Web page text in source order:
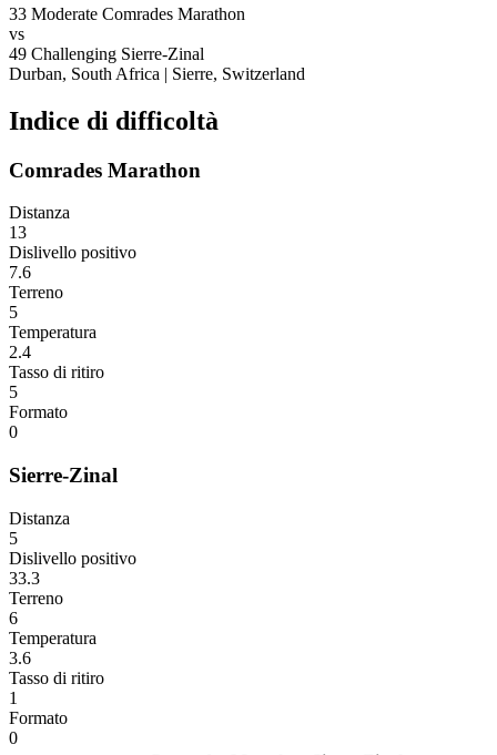
33 Moderate Comrades Marathon
vs
49 Challenging Sierre-Zinal
Durban, South Africa | Sierre, Switzerland
Indice di difficoltà
Comrades Marathon
Distanza
13
Dislivello positivo
7.6
Terreno
5
Temperatura
2.4
Tasso di ritiro
5
Formato
0
Sierre-Zinal
Distanza
5
Dislivello positivo
33.3
Terreno
6
Temperatura
3.6
Tasso di ritiro
1
Formato
0